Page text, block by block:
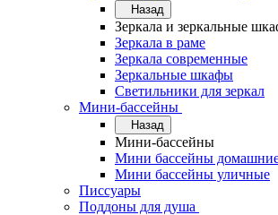
Назад
Зеркала и зеркальные
Зеркала в раме
Зеркала современные
Зеркальные шкафы
Светильники для зеркал
Мини-бассейны
Назад
Мини-бассейны
Мини бассейны
Мини бассейны уличные
Писсуары
Поддоны для душа